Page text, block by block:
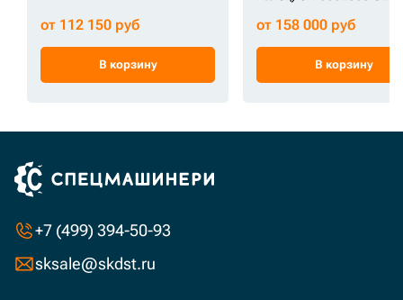
от 112 150 руб
В корзину
от 158 000 руб
В корзину
+7 (499) 394-50-93
sksale@skdst.ru